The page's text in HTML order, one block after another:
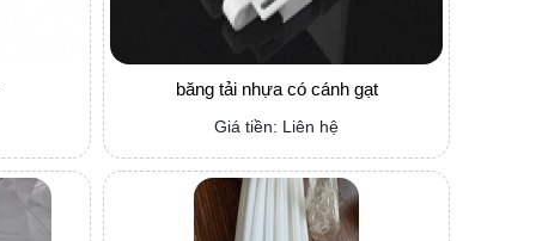
băng tải nhựa có cánh gạt
Giá tiền: Liên hệ